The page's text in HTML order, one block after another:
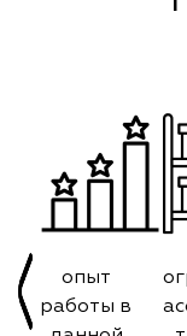
опыт
работы в